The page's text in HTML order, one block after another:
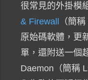
很常見的外掛
& Firewall （簡
原始碼軟體，更
單，還附送一個
Daemon（簡稱